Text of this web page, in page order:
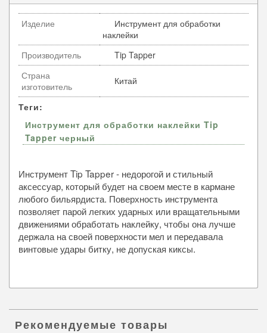
Изделие
Инструмент для обработки
наклейки
Производитель
Tip Tapper
Страна
изготовитель
Китай
Теги:
Инструмент для обработки наклейки Tip
Tapper черный
Инструмент Tip Tapper - недорогой и стильный
аксессуар, который будет на своем месте в кармане
любого бильярдиста. Поверхность инструмента
позволяет парой легких ударных или вращательными
движениями обработать наклейку, чтобы она лучше
держала на своей поверхности мел и передавала
винтовые удары битку, не допуская киксы.
Рекомендуемые товары